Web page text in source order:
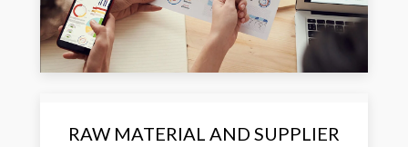
RAW MATERIAL AND SUPPLIER